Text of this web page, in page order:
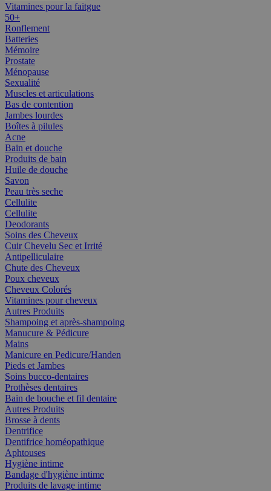
Vitamines pour la faitgue
50+
Ronflement
Batteries
Mémoire
Prostate
Ménopause
Sexualité
Muscles et articulations
Bas de contention
Jambes lourdes
Boîtes à pilules
Acne
Bain et douche
Produits de bain
Huile de douche
Savon
Peau très seche
Cellulite
Cellulite
Deodorants
Soins des Cheveux
Cuir Chevelu Sec et Irrité
Antipelliculaire
Chute des Cheveux
Poux cheveux
Cheveux Colorés
Vitamines pour cheveux
Autres Produits
Shampoing et après-shampoing
Manucure & Pédicure
Mains
Manicure en Pedicure/Handen
Pieds et Jambes
Soins bucco-dentaires
Prothèses dentaires
Bain de bouche et fil dentaire
Autres Produits
Brosse à dents
Dentrifice
Dentifrice homéopathique
Aphtouses
Hygiène intime
Bandage d'hygiène intime
Produits de lavage intime